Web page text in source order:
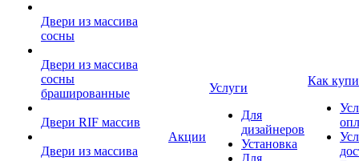
Двери из массива
сосны
Двери из массива
сосны
брашированные
Двери RIF массив
Двери из массива
Акции
Услуги
Для
дизайнеров
Установка
Для
Как